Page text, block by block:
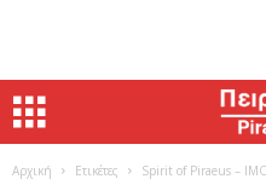
Αρχική Ετικέτες Spirit of Piraeus –